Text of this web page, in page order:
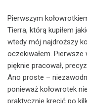
Pierwszym
Tierra, którą kupiłem
wtedy mój najdroższy
oczekiwałem. Pierwsze
pięknie pracował,
Ano proste –
ponieważ kołowrotek
praktycznie kręcić po